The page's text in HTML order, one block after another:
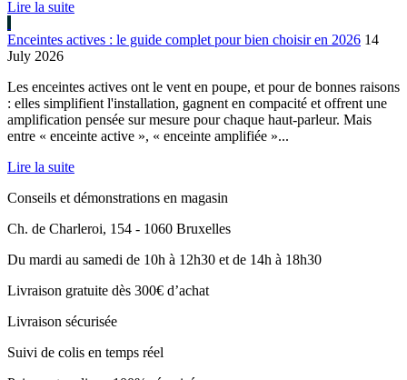
Lire la suite
Enceintes actives : le guide complet pour bien choisir en 2026 14
July 2026
Les enceintes actives ont le vent en poupe, et pour de bonnes raisons
: elles simplifient l'installation, gagnent en compacité et offrent une
amplification pensée sur mesure pour chaque haut-parleur. Mais
entre « enceinte active », « enceinte amplifiée »...
Lire la suite
Conseils et démonstrations en magasin
Ch. de Charleroi, 154 - 1060 Bruxelles
Du mardi au samedi de 10h à 12h30 et de 14h à 18h30
Livraison gratuite dès 300€ d’achat
Livraison sécurisée
Suivi de colis en temps réel